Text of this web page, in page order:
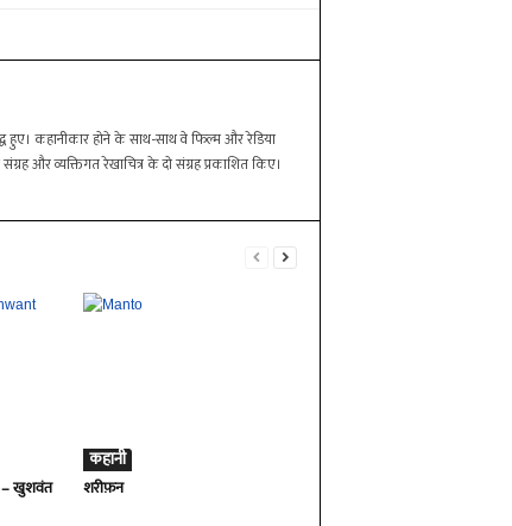
हुए। कहानीकार होने के साथ-साथ वे फिल्म और रेडिया
और व्यक्तिगत रेखाचित्र के दो संग्रह प्रकाशित किए।
– खुशवंत
कहानी
शरीफ़न